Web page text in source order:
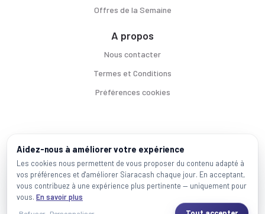
Offres de la Semaine
A propos
Nous contacter
Termes et Conditions
Préférences cookies
Voitures par ville
Casablanca | | Mohammadia |Salé | |
Marques populaires
Mercedes| |Volkswagen | Renault Toyota Peugeot
Aidez-nous à améliorer votre expérience
Les cookies nous permettent de vous proposer du contenu adapté à
vos préférences et d'améliorer Siaracash chaque jour. En acceptant,
vous contribuez à une expérience plus pertinente — uniquement pour
vous. En savoir plus